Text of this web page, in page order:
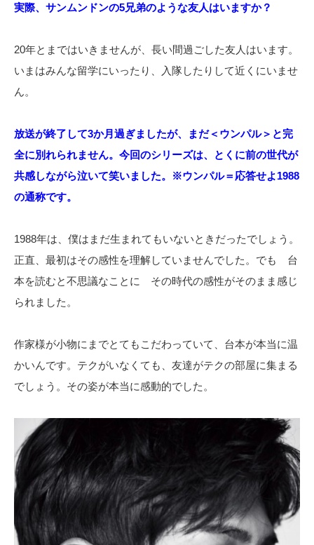
実際、サンムンドンの5兄弟のような友人はいますか？
20年とまではいきませんが、長い間過ごした友人はいます。
いまはみんな留学にいったり、入隊したりして近くにいませ
ん。
放送が終了して3か月過ぎましたが、まだ＜ウンパル＞と完
全に別れられません。今回のシリーズは、とくに前の世代が
共感しながら泣いて笑いました。※ウンパル＝応答せよ1988
の通称です。
1988年は、僕はまだ生まれてもいないときだったでしょう。
正直、最初はその感性を理解していませんでした。でも 台
本を読むと不思議なことに その時代の感性がそのまま感じ
られました。
作家様が小物にまでとてもこだわっていて、台本が本当に温
かいんです。テクがいなくても、友達がテクの部屋に集まる
でしょう。その姿が本当に感動的でした。